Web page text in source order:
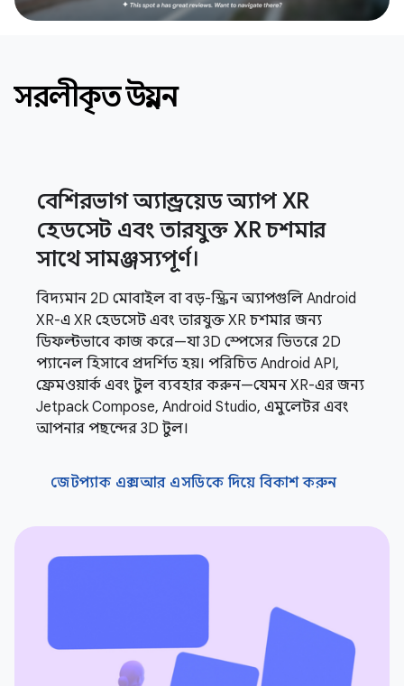
সরলীকৃত উন্নয়ন
বেশিরভাগ অ্যান্ড্রয়েড অ্যাপ XR
হেডসেট এবং তারযুক্ত XR চশমার
সাথে সামঞ্জস্যপূর্ণ।
বিদ্যমান 2D মোবাইল বা বড়-স্ক্রিন অ্যাপগুলি Android
XR-এ XR হেডসেট এবং তারযুক্ত XR চশমার জন্য
ডিফল্টভাবে কাজ করে—যা 3D স্পেসের ভিতরে 2D
প্যানেল হিসাবে প্রদর্শিত হয়। পরিচিত Android API,
ফ্রেমওয়ার্ক এবং টুল ব্যবহার করুন—যেমন XR-এর জন্য
Jetpack Compose, Android Studio, এমুলেটর এবং
আপনার পছন্দের 3D টুল।
জেটপ্যাক এক্সআর এসডিকে দিয়ে বিকাশ করুন